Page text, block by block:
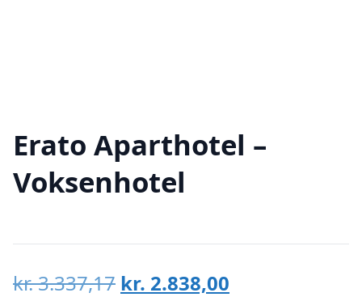
Erato Aparthotel –
Voksenhotel
kr.3.337,17 Den
kr. 2.838,00